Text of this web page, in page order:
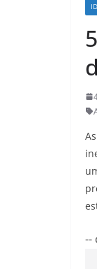
As
--